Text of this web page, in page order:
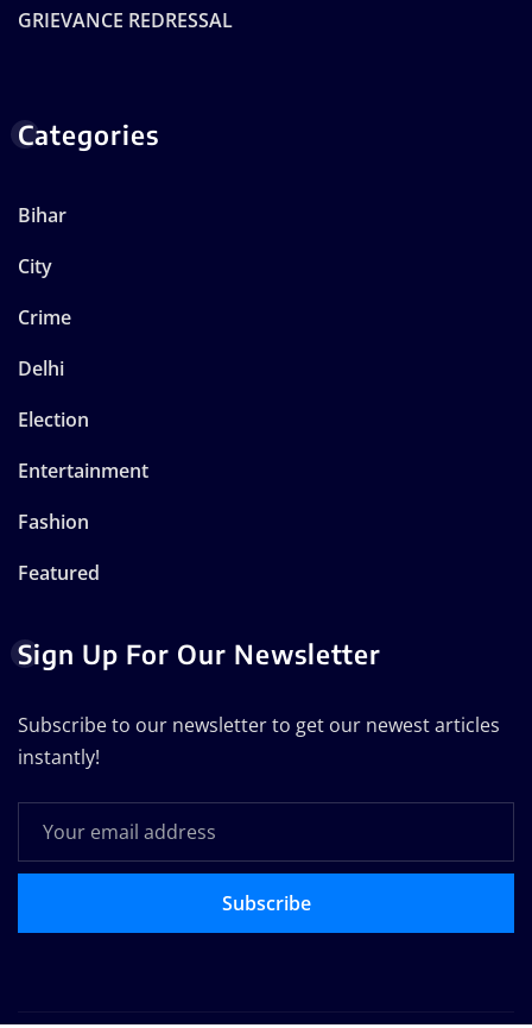
GRIEVANCE REDRESSAL
Categories
Bihar
City
Crime
Delhi
Election
Entertainment
Fashion
Featured
Sign Up For Our Newsletter
Subscribe to our newsletter to get our newest articles
instantly!
Subscribe